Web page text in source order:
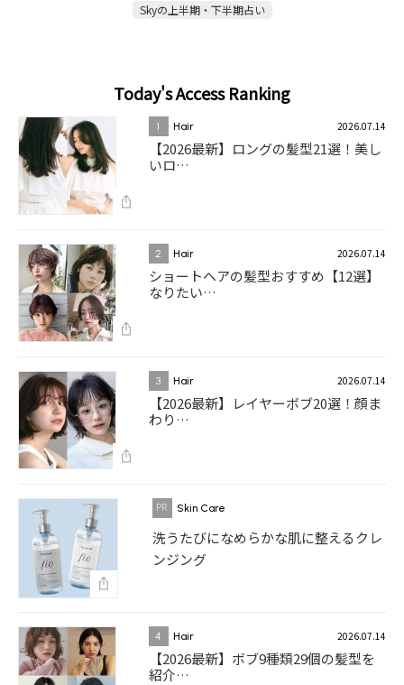
Skyの上半期・下半期占い
Today's Access Ranking
1 Hair 2026.07.14
【2026最新】ロングの髪型21選！美し
いロ…
2 Hair 2026.07.14
ショートヘアの髪型おすすめ【12選】
なりたい…
3 Hair 2026.07.14
【2026最新】レイヤーボブ20選！顔ま
わり…
Skin Care
洗うたびになめらかな肌に整えるクレ
ンジング
4 Hair 2026.07.14
【2026最新】ボブ9種類29個の髪型を
紹介…